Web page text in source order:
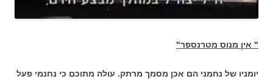
" אין מנוס מטרנספר"
יומניו של נחמני הם אכן מסמך מרתק. עולה מתוכם כי נחנמי פעל